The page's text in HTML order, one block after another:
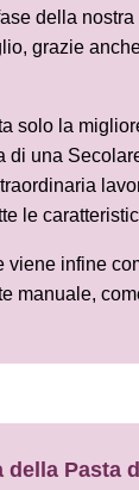
della
grazie
solo la
di una
le
viene infine
manuale,
della Pasta